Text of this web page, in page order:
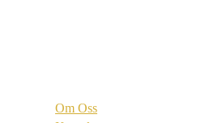
Om Oss